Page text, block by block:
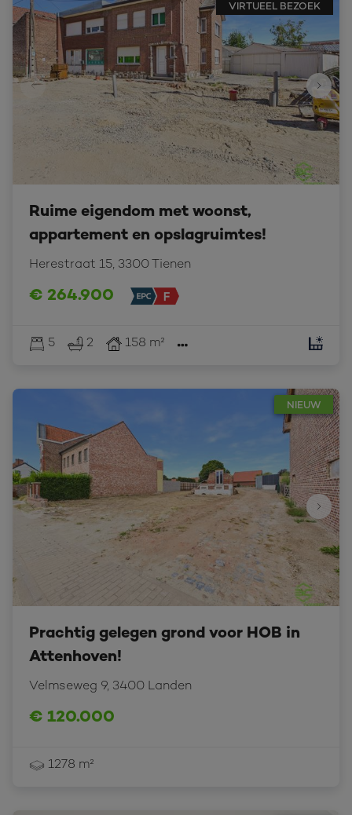
VIRTUEEL BEZOEK
Ruime eigendom met woonst,
appartement en opslagruimtes!
Herestraat 15, 3300 Tienen
€ 264.900
5 2 158 m²
NIEUW
Prachtig gelegen grond voor HOB in
Attenhoven!
Velmseweg 9, 3400 Landen
€ 120.000
1278 m²